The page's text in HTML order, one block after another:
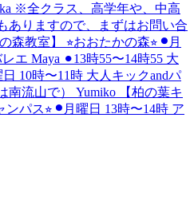
※全クラス、高学年や、中高
ありますので、まずはお問い合
教室】 ⭐︎おおたかの森⭐︎ ⚫︎月
エ Maya ⚫︎13時55〜14時55 大
10時〜11時 大人キックandパ
南流山で） Yumiko 【柏の葉キ
パス⭐︎ ⚫︎月曜日 13時〜14時 ア